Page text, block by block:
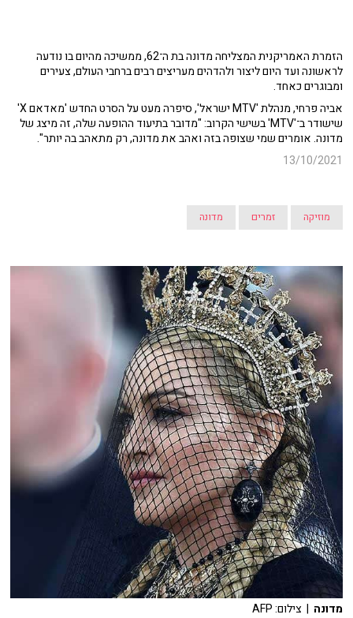
הזמרת האמריקנית המצליחה מדונה בת ה־62, ממשיכה מהיום בו נודעה
לראשונה ועד היום ליצור ולהדהים מעריצים רבים ברחבי העולם, צעירים
ומבוגרים כאחד.
אביה פרחי, מנהלת 'MTV ישראל', סיפרה מעט על הסרט החדש 'מאדאם X'
שישודר ב־'MTV' בשישי הקרוב: "מדובר בתיעוד ההופעה שלה, זה מיצג של
מדונה. אומרים שמי שצופה בזה ואהב את מדונה, רק מתאהב בה יותר".
13/10/2021
מוזיקה זמרים מדונה
מדונה | צילום: AFP